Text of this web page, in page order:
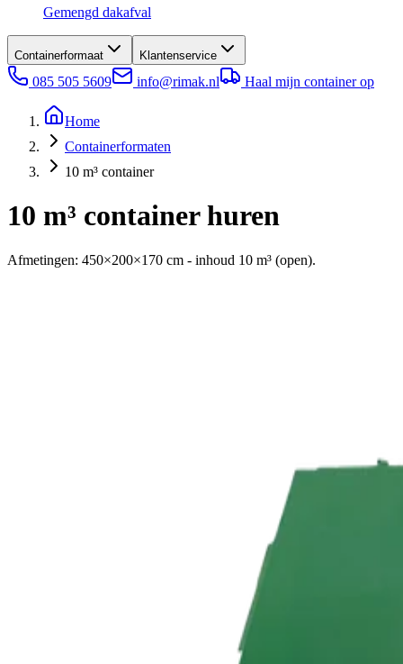
Gemengd dakafval
Containerformaat Klantenservice
085 505 5609 info@rimak.nl Haal mijn container op
Home
Containerformaten
10 m³ container
10 m³ container huren
Afmetingen: 450×200×170 cm - inhoud 10 m³ (open).